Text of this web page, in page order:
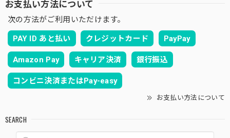
お支払い方法について
次の方法がご利用いただけます。
PAY ID あと払い クレジットカード PayPay
Amazon Pay キャリア決済 銀行振込
コンビニ決済またはPay-easy
お支払い方法について
SEARCH